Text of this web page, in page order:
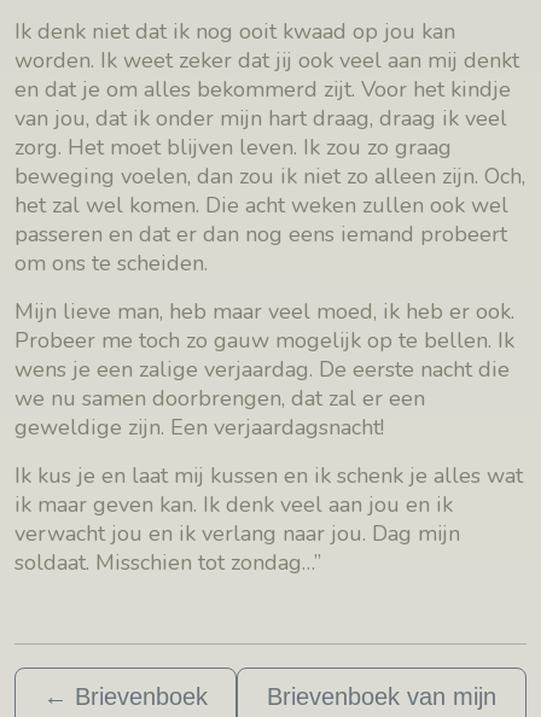
Ik denk niet dat ik nog ooit kwaad op jou kan
worden. Ik weet zeker dat jij ook veel aan mij denkt
en dat je om alles bekommerd zijt. Voor het kindje
van jou, dat ik onder mijn hart draag, draag ik veel
zorg. Het moet blijven leven. Ik zou zo graag
beweging voelen, dan zou ik niet zo alleen zijn. Och,
het zal wel komen. Die acht weken zullen ook wel
passeren en dat er dan nog eens iemand probeert
om ons te scheiden.
Mijn lieve man, heb maar veel moed, ik heb er ook.
Probeer me toch zo gauw mogelijk op te bellen. Ik
wens je een zalige verjaardag. De eerste nacht die
we nu samen doorbrengen, dat zal er een
geweldige zijn. Een verjaardagsnacht!
Ik kus je en laat mij kussen en ik schenk je alles wat
ik maar geven kan. Ik denk veel aan jou en ik
verwacht jou en ik verlang naar jou. Dag mijn
soldaat. Misschien tot zondag…”
← Brievenboek
Brievenboek van mijn